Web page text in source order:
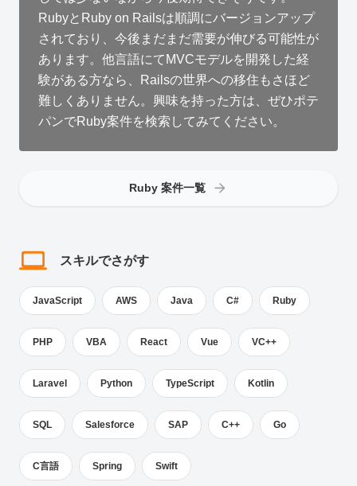
RubyとRuby on Railsは順調にバージョンアップ
されており、今後まだまだ需要が伸びる可能性が
あります。他言語にてMVCモデルを開発した経
験がある方なら、Railsの世界への移住もさほど
難しくありません。興味を持った方は、ぜひポテ
パンでRuby案件を検索してみてください。
Ruby 案件一覧
スキルでさがす
JavaScript AWS Java C# Ruby
PHP VBA React Vue VC++
Laravel Python TypeScript Kotlin
SQL Salesforce SAP C++ Go
C言語 Spring Swift